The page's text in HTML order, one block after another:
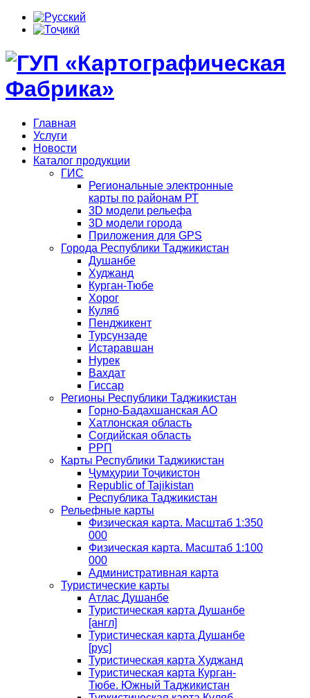
Главная
Услуги
Новости
Каталог продукции
ГИС
Региональные электронные
карты по районам РТ
3D модели рельефа
3D модели города
Приложения для GPS
Города Республики Таджикистан
Душанбе
Худжанд
Курган-Тюбе
Хорог
Куляб
Пенджикент
Турсунзаде
Истаравшан
Нурек
Вахдат
Гиссар
Регионы Республики Таджикистан
Горно-Бадахшанская АО
Хатлонская область
Согдийская область
РРП
Карты Республики Таджикистан
Ҷумҳурии Тоҷикистон
Republic of Tajikistan
Республика Таджикистан
Рельефные карты
Физическая карта. Масштаб 1:350
000
Физическая карта. Масштаб 1:100
000
Административная карта
Туристические карты
Атлас Душанбе
Туристическая карта Душанбе
[англ]
Туристическая карта Душанбе
[рус]
Туристическая карта Худжанд
Туристическая карта Курган-
Тюбе. Южный Таджикистан